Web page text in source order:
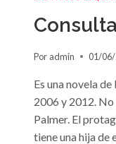
Por admin 01/
Es una novela
2006 y 2012.
Palmer. El
tiene una hija de